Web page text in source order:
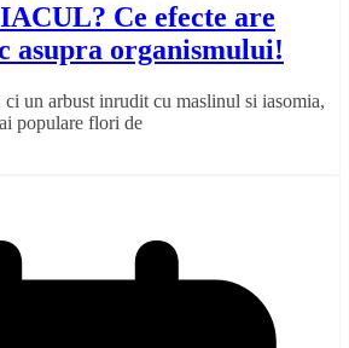
Ce efecte are
asupra organismului!
un arbust inrudit cu maslinul si iasomia,
populare flori de